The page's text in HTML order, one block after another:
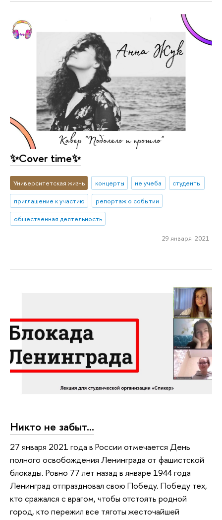
✨Cover time✨
Университетская жизнь концерты не учеба
студенты
приглашение к участию
репортаж о событии
общественная деятельность
29 января 2021
Никто не забыт...
27 января 2021 года в России отмечается День
полного освобождения Ленинграда от фашистской
блокады. Ровно 77 лет назад в январе 1944 года
Ленинград отпраздновал свою Победу. Победу тех,
кто сражался с врагом, чтобы отстоять родной
город, кто пережил все тяготы жесточайшей